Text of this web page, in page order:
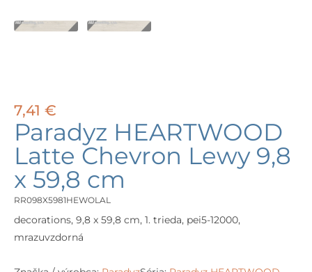
7,41 €
Paradyz HEARTWOOD
Latte Chevron Lewy 9,8
x 59,8 cm
RR098X5981HEWOLAL
decorations, 9,8 x 59,8 cm, 1. trieda, pei5-12000,
mrazuvzdorná